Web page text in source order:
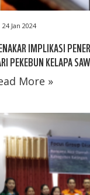
24 Jan 2024
IMPLIKASI
PEKEBUN KELAPA
More »